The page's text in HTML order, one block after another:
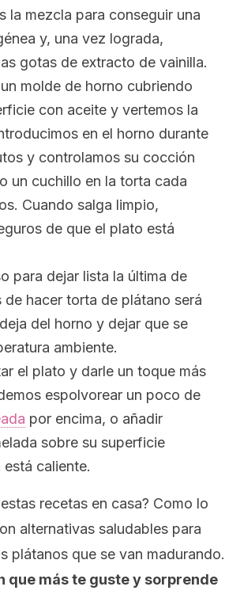
la mezcla para conseguir una
y, una vez lograda,
gotas de extracto de vainilla.
molde de horno cubriendo
con aceite y vertemos la
en el horno durante
y controlamos su cocción
un cuchillo en la torta cada
Cuando salga limpio,
de que el plato está
para dejar lista la última de
de hacer torta de plátano será
del horno y dejar que se
ambiente.
el plato y darle un toque más
espolvorear un poco de
por encima, o añadir
sobre su superficie
está caliente.
recetas en casa? Como lo
alternativas saludables para
plátanos que se van madurando.
que más te guste y sorprende